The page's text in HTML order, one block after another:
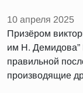
10 апреля 2025
Призёром
им Н. Демидова”
правильной
производящие